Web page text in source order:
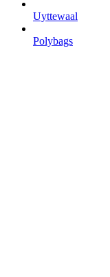
Uyttewaal
Polybags